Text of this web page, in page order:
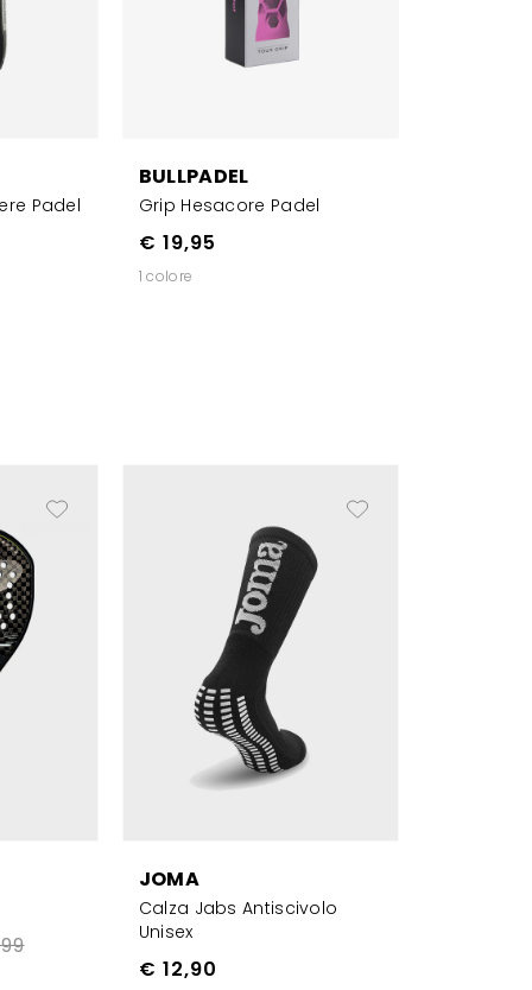
Padel
BULLPADEL
Grip Hesacore Padel
€ 19,95
1 colore
JOMA
Calza Jabs Antiscivolo
Unisex
€ 12,90